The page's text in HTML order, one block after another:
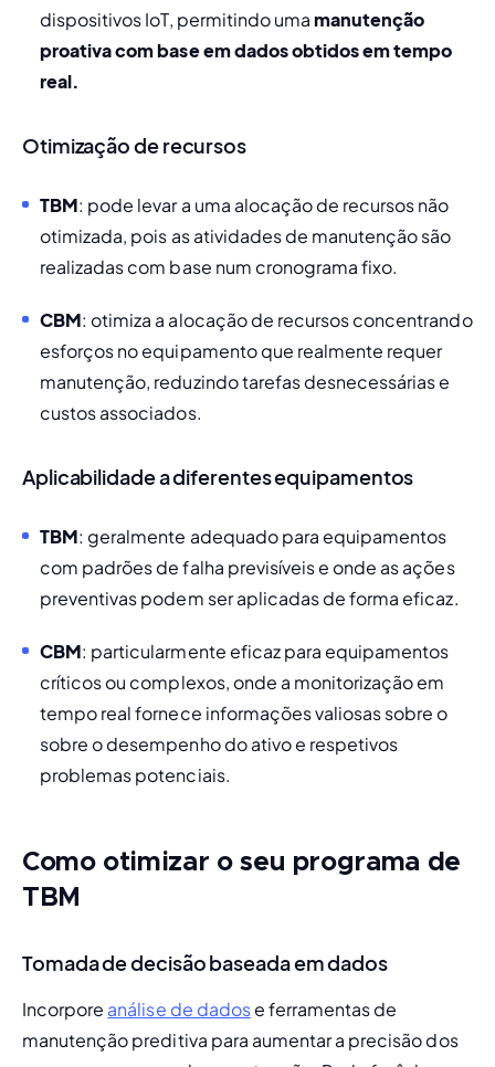
dispositivos IoT, permitindo uma manutenção
proativa com base em dados obtidos em tempo
real.
Otimização de recursos
TBM: pode levar a uma alocação de recursos não
otimizada, pois as atividades de manutenção são
realizadas com base num cronograma fixo.
CBM: otimiza a alocação de recursos concentrando
esforços no equipamento que realmente requer
manutenção, reduzindo tarefas desnecessárias e
custos associados.
Aplicabilidade a diferentes equipamentos
TBM: geralmente adequado para equipamentos
com padrões de falha previsíveis e onde as ações
preventivas podem ser aplicadas de forma eficaz.
CBM: particularmente eficaz para equipamentos
críticos ou complexos, onde a monitorização em
tempo real fornece informações valiosas sobre o
sobre o desempenho do ativo e respetivos
problemas potenciais.
Como otimizar o seu programa de
TBM
Tomada de decisão baseada em dados
Incorpore análise de dados e ferramentas de
manutenção preditiva para aumentar a precisão dos